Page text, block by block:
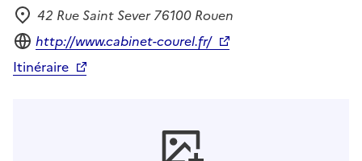
Adresse
42 Rue Saint Sever 76100 Rouen
Site internet
http://www.cabinet-courel.fr/
Itinéraire